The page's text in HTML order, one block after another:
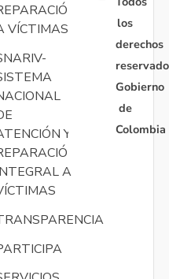
VÍCTIMAS
Y
A
los
derechos
Gobierno
de
Colombia